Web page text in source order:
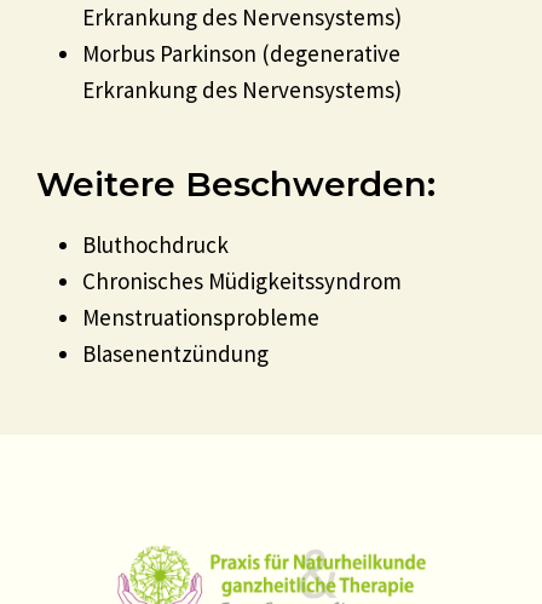
Erkrankung des Nervensystems)
Morbus Parkinson (degenerative
Erkrankung des Nervensystems)
Weitere Beschwerden:
Bluthochdruck
Chronisches Müdigkeitssyndrom
Menstruationsprobleme
Blasenentzündung